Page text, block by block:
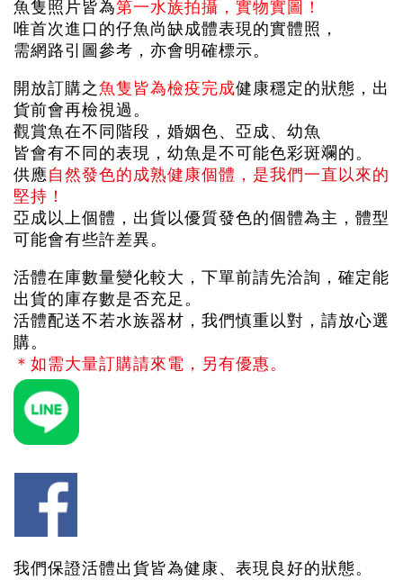
魚隻照片皆為第一水族拍攝，實物實圖！
唯首次進口的仔魚尚缺成體表現的實體照，
需網路引圖參考，亦會明確標示。
開放訂購之 魚隻皆為檢疫完成健康穩定的狀態，出
貨前會再檢視過。
觀賞魚在不同階段，婚姻色、亞成、幼魚
皆會有不同的表現，幼魚是不可能色彩斑斕的。
供應自然發色的成熟健康個體，是我們一直以來的
堅持！
亞成以上個體，出貨以優質發色的個體為主，體型
可能會有些許差異。
活體在庫數量變化較大，下單前請先洽詢，確定能
出貨的庫存數是否充足。
活體配送不若水族器材，我們慎重以對，請放心選
購。
＊如需大量訂購請來電，另有優惠。
我們保證活體出貨皆為健康、表現良好的狀態。